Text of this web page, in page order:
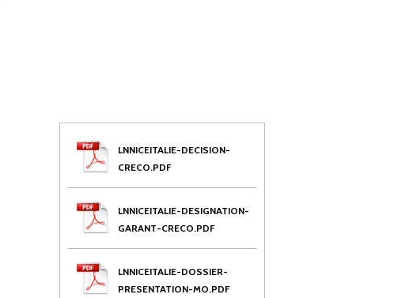
LNNICEITALIE-DECISION-
CRECO.PDF
LNNICEITALIE-DESIGNATION-
GARANT-CRECO.PDF
LNNICEITALIE-DOSSIER-
PRESENTATION-MO.PDF